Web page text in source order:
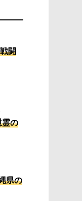
闘
霊の
県の